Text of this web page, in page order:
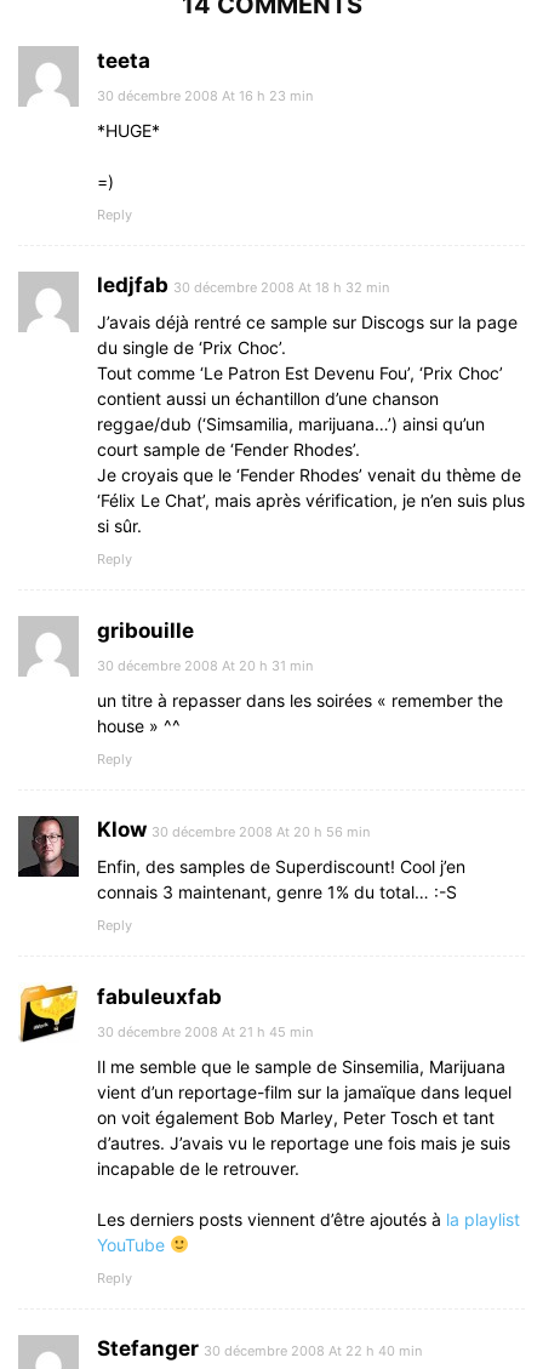
teeta
30 décembre 2008 At 16 h 23 min
*HUGE*
=)
Reply
ledjfab 30 décembre 2008 At 18 h 32 min
J’avais déjà rentré ce sample sur Discogs sur la page
du single de ‘Prix Choc’.
Tout comme ‘Le Patron Est Devenu Fou’, ‘Prix Choc’
contient aussi un échantillon d’une chanson
reggae/dub (‘Simsamilia, marijuana…’) ainsi qu’un
court sample de ‘Fender Rhodes’.
Je croyais que le ‘Fender Rhodes’ venait du thème de
‘Félix Le Chat’, mais après vérification, je n’en suis plus
si sûr.
Reply
gribouille
30 décembre 2008 At 20 h 31 min
un titre à repasser dans les soirées « remember the
house » ^^
Reply
Klow 30 décembre 2008 At 20 h 56 min
Enfin, des samples de Superdiscount! Cool j’en
connais 3 maintenant, genre 1% du total… :-S
Reply
fabuleuxfab
30 décembre 2008 At 21 h 45 min
Il me semble que le sample de Sinsemilia, Marijuana
vient d’un reportage-film sur la jamaïque dans lequel
on voit également Bob Marley, Peter Tosch et tant
d’autres. J’avais vu le reportage une fois mais je suis
incapable de le retrouver.
Les derniers posts viennent d’être ajoutés à la playlist
YouTube
Reply
Stefanger 30 décembre 2008 At 22 h 40 min